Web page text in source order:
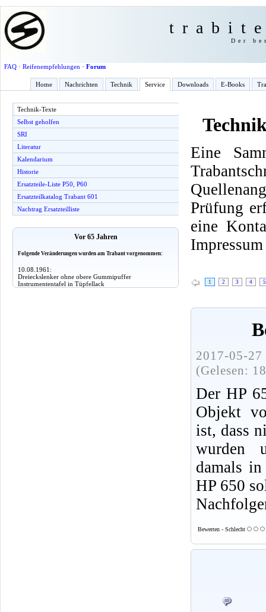
Der
FAQ· Reifenempfehlungen · Forum
Home Nachrichten Technik Service Downloads E-Books
Technik-Texte
Selbst geholfen
SRI
Literatur
Kalendarium
Historie
Ersatzteile-Liste P50, P60
Ersatzteilkatalog Trabant 601
Nachtrag Ersatzteilliste
Vor 65 Jahren
Folgende Veränderungen wurden am Trabant vorgenommen:
10.08.1961:
Dreieckslenker ohne obere Gummipuffer
Instrumententafel in Tüpfellack
Eine
Prüfung
eine
1 2 3 4 5
2017-05-
(Gelesen:
Der HP
Objekt
ist, dass
wurden
damals
HP 650
Bewerten - Schlecht